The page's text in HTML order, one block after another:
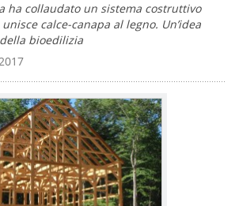
ha collaudato un sistema costruttivo
calce-canapa al legno. Un’idea
bioedilizia